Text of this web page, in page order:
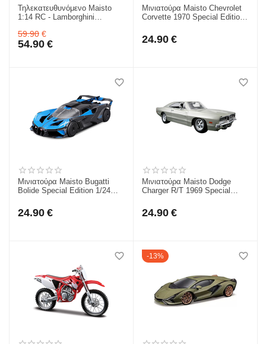
Τηλεκατευθυνόμενο Maisto
1:14 RC - Lamborghini
59.90 €
54.90 €
Μινιατούρα Maisto Chevrolet
Corvette 1970 Special Edition
24.90 €
Μινιατούρα Maisto Bugatti
Bolide Special Edition 1/24
24.90 €
Μινιατούρα Maisto Dodge
Charger R/T 1969 Special
24.90 €
13%